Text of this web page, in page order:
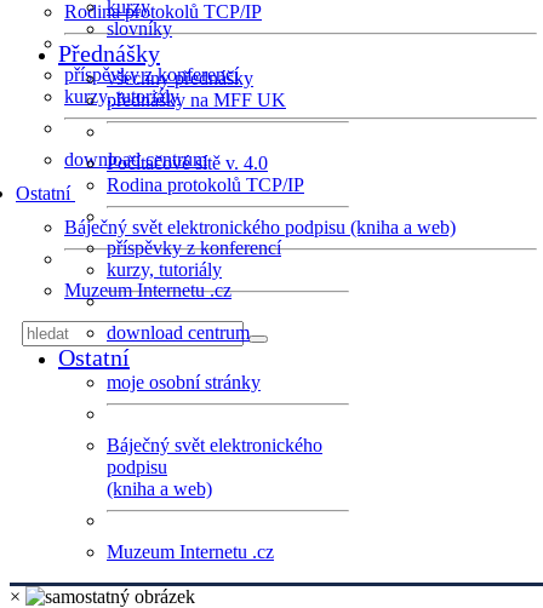
Rodina protokolů TCP/IP
příspěvky z konferencí
kurzy, tutoriály
download centrum
Ostatní
Báječný svět elektronického podpisu (kniha a web)
Muzeum Internetu .cz
kurzy
slovníky
Přednášky
všechny přednášky
přednášky na MFF UK
Počítačové sítě v. 4.0
Rodina protokolů TCP/IP
příspěvky z konferencí
kurzy, tutoriály
download centrum
Ostatní
moje osobní stránky
Báječný svět elektronického
podpisu
(kniha a web)
Muzeum Internetu .cz
×